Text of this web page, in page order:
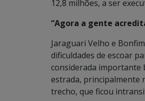
12,8 milhões, a ser
“Agora a gente
Jaraguari Velho e
dificuldades de escoar
considerada importante
estrada, principalmente
trecho, que ficou